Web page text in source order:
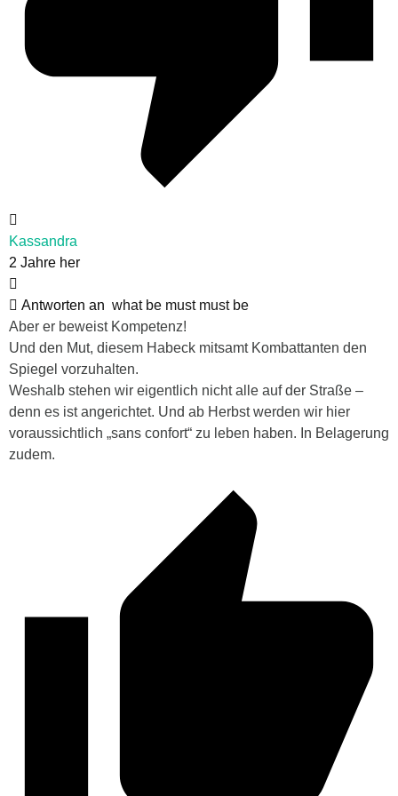
Kassandra
2 Jahre her
Antworten an what be must must be
Aber er beweist Kompetenz!
Und den Mut, diesem Habeck mitsamt Kombattanten den
Spiegel vorzuhalten.
Weshalb stehen wir eigentlich nicht alle auf der Straße –
denn es ist angerichtet. Und ab Herbst werden wir hier
voraussichtlich „sans confort“ zu leben haben. In Belagerung
zudem.